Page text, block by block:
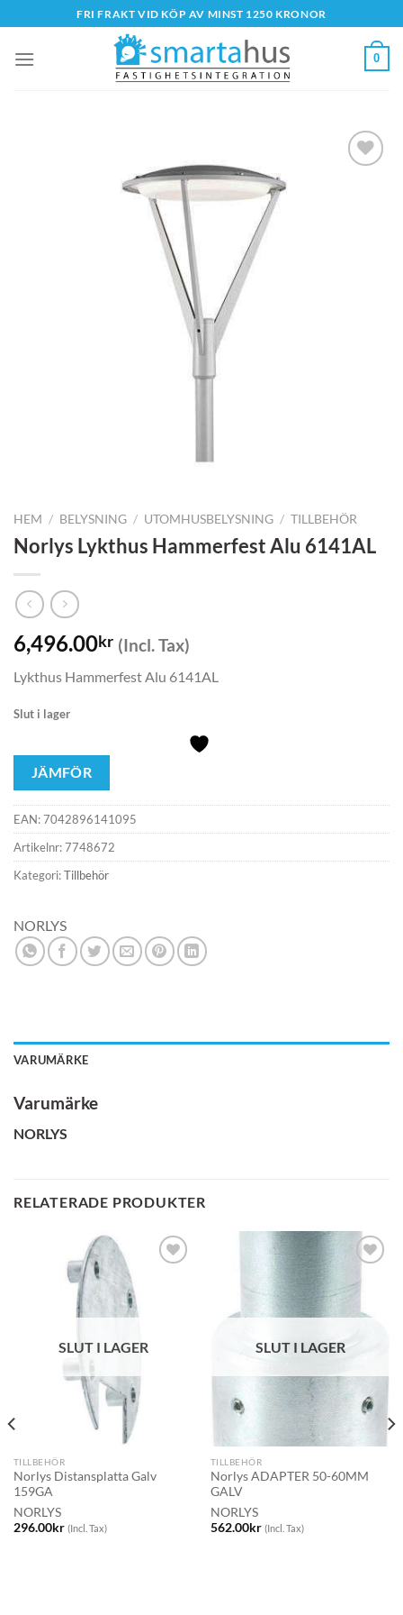
to
content
FRI FRAKT VID KÖP AV MINST 1250 KRONOR
0
HEM / BELYSNING / UTOMHUSBELYSNING / TILLBEHÖR
Norlys Lykthus Hammerfest Alu 6141AL
6,496.00kr (Incl. Tax)
Lykthus Hammerfest Alu 6141AL
Slut i lager
JÄMFÖR
EAN:7042896141095
Artikelnr:7748672
Kategori:Tillbehör
NORLYS
VARUMÄRKE
Varumärke
NORLYS
RELATERADE PRODUKTER
SLUT I LAGER
TILLBEHÖR
Norlys Distansplatta Galv
159GA
NORLYS
296.00kr (Incl. Tax)
SLUT I LAGER
TILLBEHÖR
Norlys ADAPTER 50-60MM
GALV
NORLYS
562.00kr (Incl. Tax)